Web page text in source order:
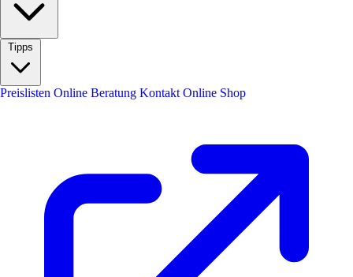
Tipps
Preislisten Online Beratung Kontakt Online Shop